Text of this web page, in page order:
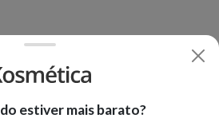
estiver mais barato?